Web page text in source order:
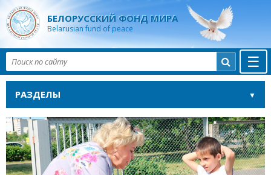
БЕЛОРУССКИЙ ФОНД МИРА
Belarusian fund of peace
☰

РАЗДЕЛЫ